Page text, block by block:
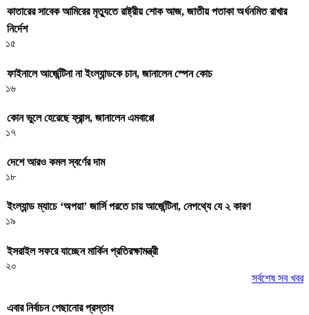
কাতারের সাবেক আমিরের মৃত্যুতে রাষ্ট্রীয় শোক আজ, জাতীয় পতাকা অর্ধনমিত রাখার
নির্দেশ
১৫
ফাইনালে আর্জেন্টিনা না ইংল্যান্ডকে চান, জানালেন স্পেন কোচ
১৬
কোন ভুলে হেরেছে ফ্রান্স, জানালেন এমবাপ্পে
১৭
দেশে আরও কমল স্বর্ণের দাম
১৮
ইংল্যান্ড ম্যাচে ‘অপয়া’ জার্সি পরতে চায় আর্জেন্টিনা, নেপথ্যে যে ২ কারণ
১৯
ইসরাইল সফরে যাচ্ছেন মার্কিন প্রতিরক্ষামন্ত্রী
২০
সর্বশেষ সব খবর
এবার নির্বাচন পেছানোর প্রস্তাব